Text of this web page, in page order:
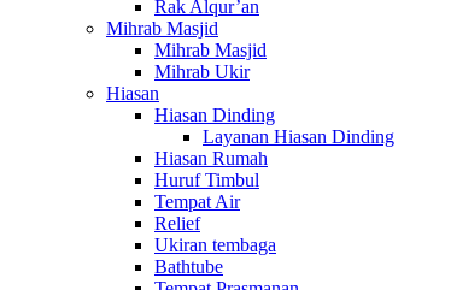
Rak Alqur’an
Mihrab Masjid
Mihrab Masjid
Mihrab Ukir
Hiasan
Hiasan Dinding
Layanan Hiasan Dinding
Hiasan Rumah
Huruf Timbul
Tempat Air
Relief
Ukiran tembaga
Bathtube